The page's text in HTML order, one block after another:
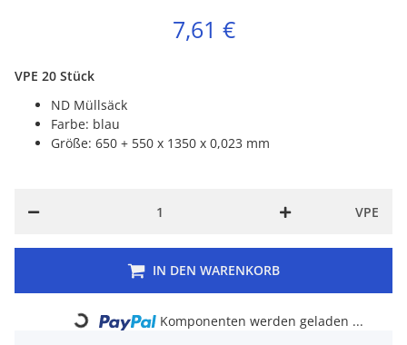
7,61 €
VPE 20 Stück
ND Müllsäck
Farbe: blau
Größe: 650 + 550 x 1350 x 0,023 mm
VPE
IN DEN WARENKORB
Loading...
Komponenten werden geladen ...